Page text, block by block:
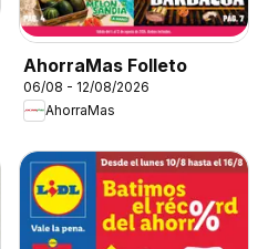
AhorraMas Folleto
06/08 - 12/08/2026
AhorraMas